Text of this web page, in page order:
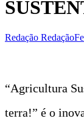
Redação Redação
“Agricultura
terra!” é o